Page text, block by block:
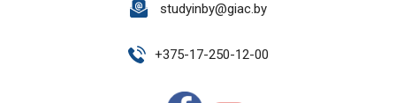
studyinby@giac.by
+375-17-250-12-00